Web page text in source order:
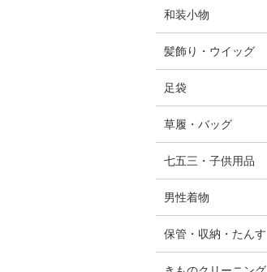
和装小物
髪飾り・ウイッグ
足袋
草履・バッグ
七五三・子供用品
男性着物
保管・収納・たんす